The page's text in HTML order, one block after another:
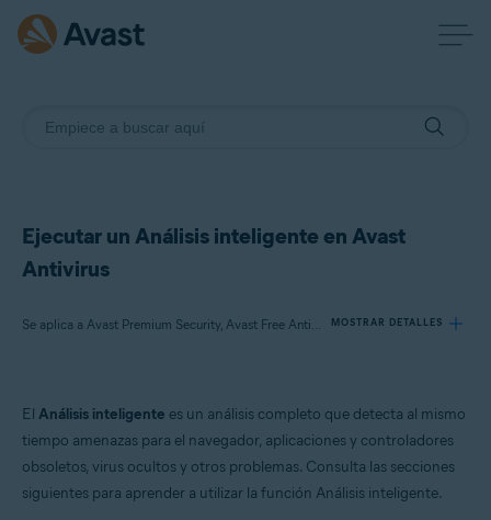
Ejecutar un Análisis inteligente en Avast
Antivirus
Se aplica a Avast Premium Security, Avast Free Antivirus MOSTRAR DETALLES
Productos:
Avast Premium Security
Sistemas operativos:
El Análisis inteligente es un análisis completo que detecta al mismo
tiempo amenazas para el navegador, aplicaciones y controladores
obsoletos, virus ocultos y otros problemas. Consulta las secciones
siguientes para aprender a utilizar la función Análisis inteligente.